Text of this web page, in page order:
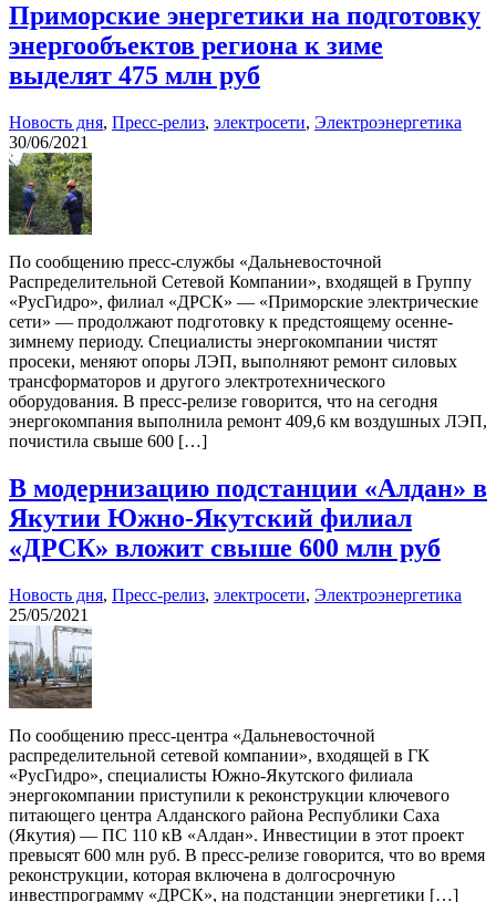
Приморские энергетики на подготовку
энергообъектов региона к зиме
выделят 475 млн руб
Новость дня, Пресс-релиз, электросети, Электроэнергетика
30/06/2021
По сообщению пресс-службы «Дальневосточной
Распределительной Сетевой Компании», входящей в Группу
«РусГидро», филиал «ДРСК» — «Приморские электрические
сети» — продолжают подготовку к предстоящему осенне-
зимнему периоду. Специалисты энергокомпании чистят
просеки, меняют опоры ЛЭП, выполняют ремонт силовых
трансформаторов и другого электротехнического
оборудования. В пресс-релизе говорится, что на сегодня
энергокомпания выполнила ремонт 409,6 км воздушных ЛЭП,
почистила свыше 600 […]
В модернизацию подстанции «Алдан» в
Якутии Южно-Якутский филиал
«ДРСК» вложит свыше 600 млн руб
Новость дня, Пресс-релиз, электросети, Электроэнергетика
25/05/2021
По сообщению пресс-центра «Дальневосточной
распределительной сетевой компании», входящей в ГК
«РусГидро», специалисты Южно-Якутского филиала
энергокомпании приступили к реконструкции ключевого
питающего центра Алданского района Республики Саха
(Якутия) — ПС 110 кВ «Алдан». Инвестиции в этот проект
превысят 600 млн руб. В пресс-релизе говорится, что во время
реконструкции, которая включена в долгосрочную
инвестпрограмму «ДРСК», на подстанции энергетики […]